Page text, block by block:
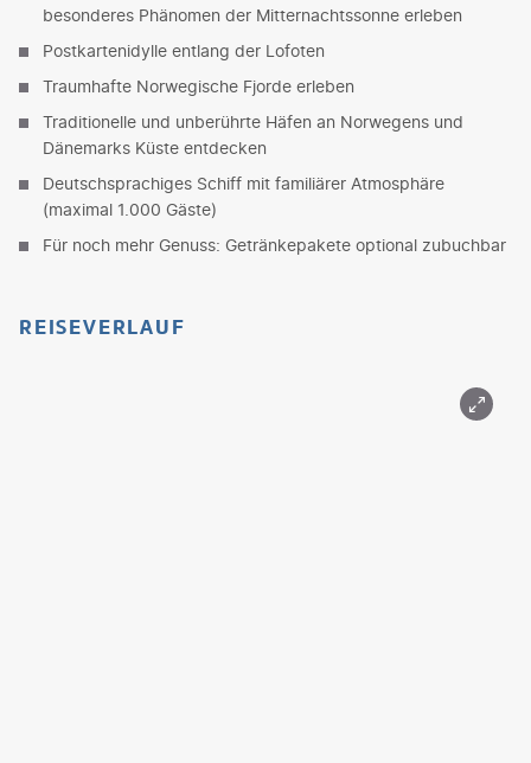
besonderes Phänomen der Mitternachtssonne erleben
Postkartenidylle entlang der Lofoten
Traumhafte Norwegische Fjorde erleben
Traditionelle und unberührte Häfen an Norwegens und
Dänemarks Küste entdecken
Deutschsprachiges Schiff mit familiärer Atmosphäre
(maximal 1.000 Gäste)
Für noch mehr Genuss: Getränkepakete optional zubuchbar
REISEVERLAUF